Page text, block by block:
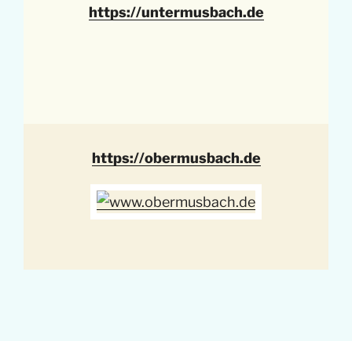
https://untermusbach.de
https://obermusbach.de